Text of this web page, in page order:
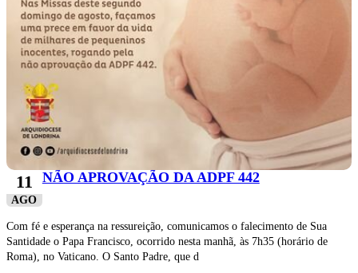
11
AGO
NÃO APROVAÇÃO DA ADPF 442
Com fé e esperança na ressureição, comunicamos o falecimento de Sua
Santidade o Papa Francisco, ocorrido nesta manhã, às 7h35 (horário de
Roma), no Vaticano. O Santo Padre, que d